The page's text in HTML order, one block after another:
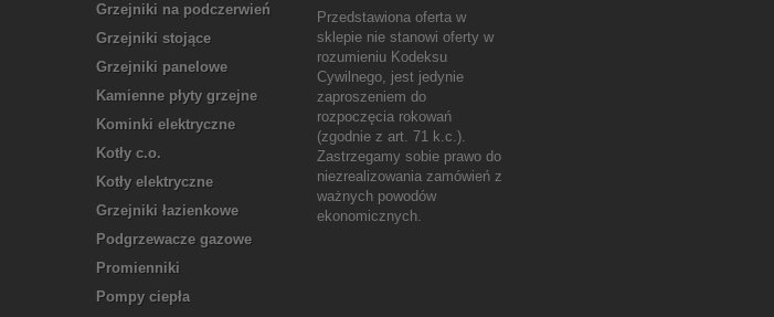
Grzejniki na podczerwień
Grzejniki stojące
Grzejniki panelowe
Kamienne płyty grzejne
Kominki elektryczne
Kotły c.o.
Kotły elektryczne
Grzejniki łazienkowe
Podgrzewacze gazowe
Promienniki
Pompy ciepła
Przedstawiona oferta w
sklepie nie stanowi oferty w
rozumieniu Kodeksu
Cywilnego, jest jedynie
zaproszeniem do
rozpoczęcia rokowań
(zgodnie z art. 71 k.c.).
Zastrzegamy sobie prawo do
niezrealizowania zamówień z
ważnych powodów
ekonomicznych.